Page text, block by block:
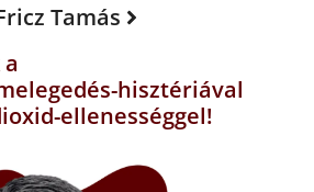
Tamás
hisztériával
ellenességgel!